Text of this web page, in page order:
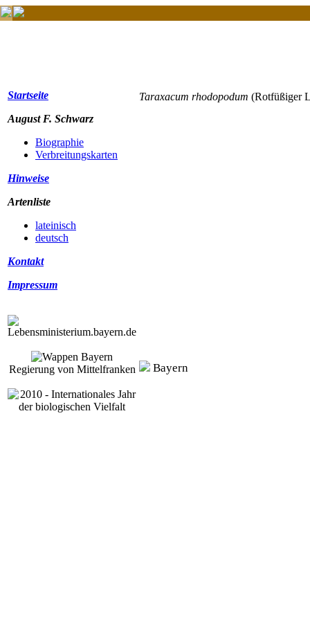
Startseite
August F. Schwarz
Biographie
Verbreitungskarten
Hinweise
Artenliste
lateinisch
deutsch
Kontakt
Impressum
Regierung von Mittelfranken
Taraxacum rhodopodum (Rotfüßiger
Bayern